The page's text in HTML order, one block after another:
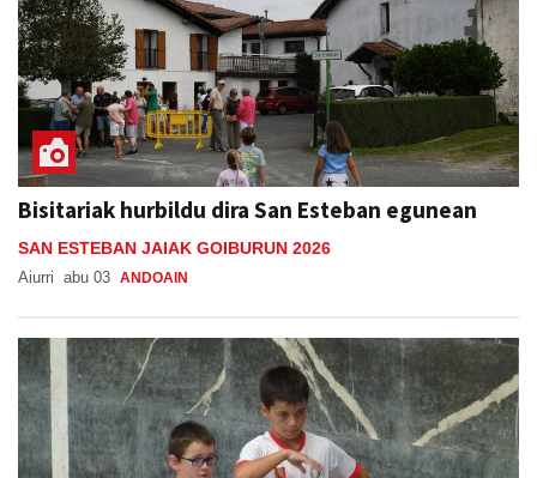
Bisitariak hurbildu dira San Esteban egunean
SAN ESTEBAN JAIAK GOIBURUN 2026
Aiurri abu 03 ANDOAIN